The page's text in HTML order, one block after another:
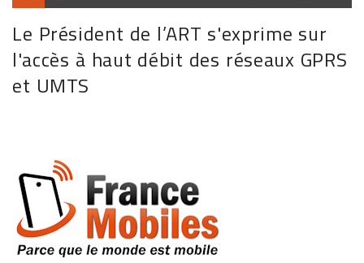
Le Président de l’ART s'exprime sur
l'accès à haut débit des réseaux GPRS
et UMTS